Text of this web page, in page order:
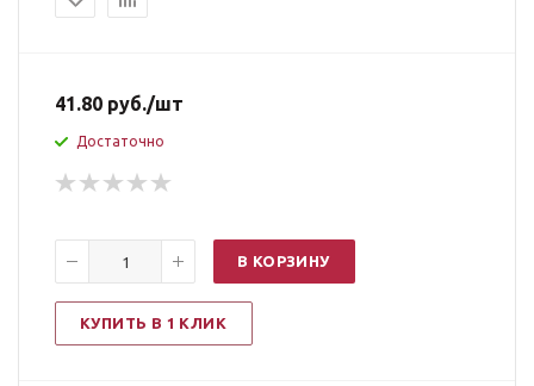
41.80 руб./шт
Достаточно
В КОРЗИНУ
КУПИТЬ В 1 КЛИК